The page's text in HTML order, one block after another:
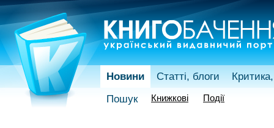
Новини Статті, блоги
Критика,
Пошук
Книжкові Події